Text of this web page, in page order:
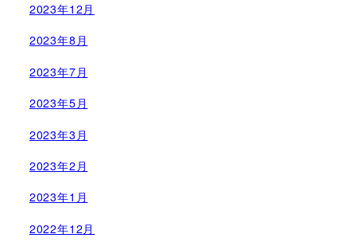
2023年12月
2023年8月
2023年7月
2023年5月
2023年3月
2023年2月
2023年1月
2022年12月